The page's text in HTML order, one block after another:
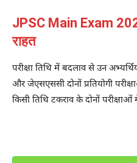
JPSC Main Exam
राहत
परीक्षा तिथि में बदलाव से उन
और जेएसएससी दोनों प्रतियोगी
किसी तिथि टकराव के दोनों